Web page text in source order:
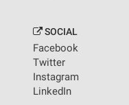
SOCIAL
Facebook
Twitter
Instagram
LinkedIn
Nicht-IAB-Verarbeitungszwecke:
Notwendig
Performance